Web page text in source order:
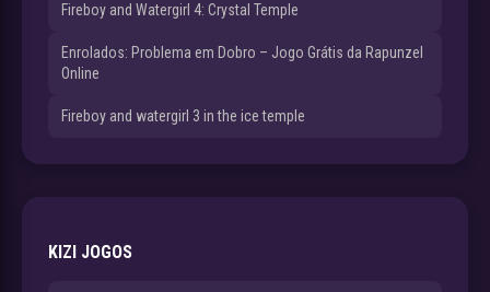
Fireboy and Watergirl 4: Crystal Temple
Enrolados: Problema em Dobro – Jogo Grátis da Rapunzel
Online
Fireboy and watergirl 3 in the ice temple
KIZI JOGOS